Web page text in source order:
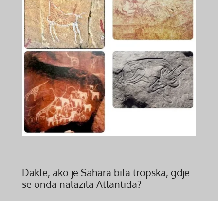
Dakle, ako je Sahara bila tropska, gdje
se onda nalazila Atlantida?